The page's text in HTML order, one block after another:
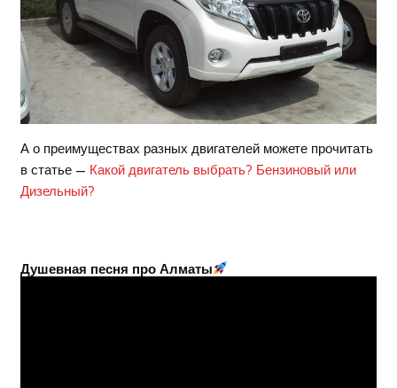
А о преимуществах разных двигателей можете прочитать
в статье — Какой двигатель выбрать? Бензиновый или
Дизельный?
Душевная песня про Алматы